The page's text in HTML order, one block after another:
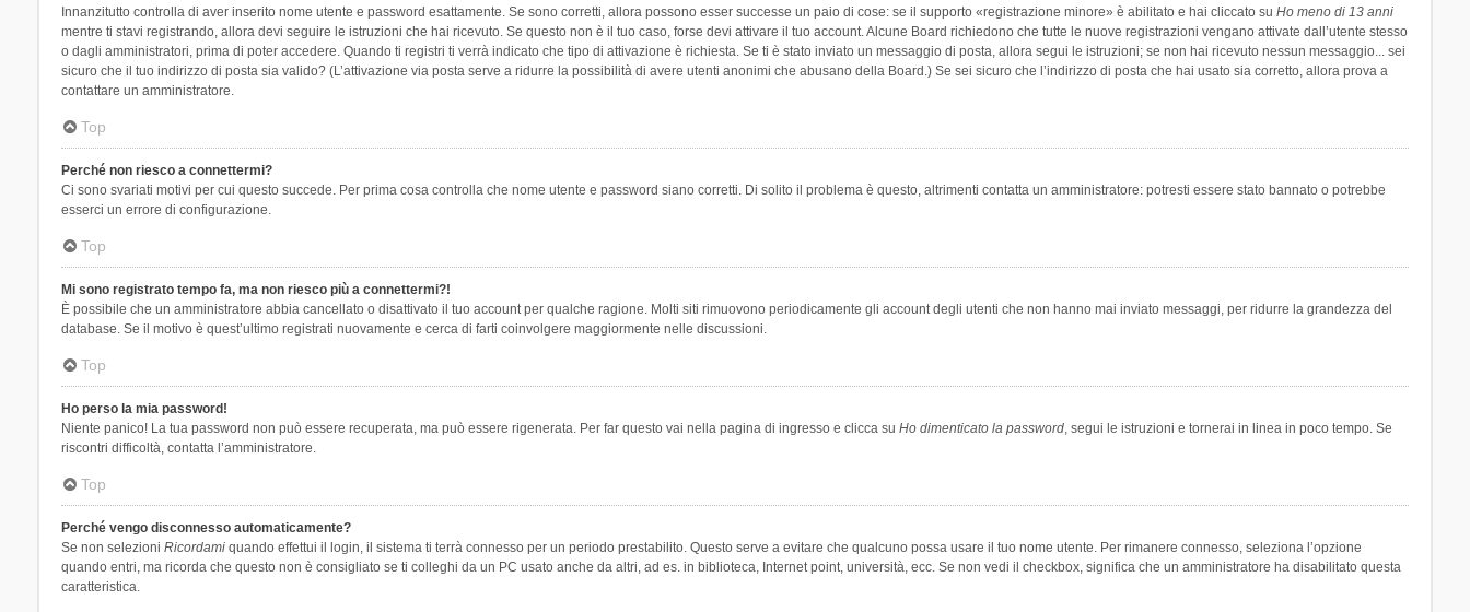
Innanzitutto controlla di aver inserito nome utente e password esattamente. Se sono corretti, allora possono esser successe un paio di cose: se il supporto «registrazione minore» è abilitato e hai cliccato su Ho meno di 13 anni
mentre ti stavi registrando, allora devi seguire le istruzioni che hai ricevuto. Se questo non è il tuo caso, forse devi attivare il tuo account. Alcune Board richiedono che tutte le nuove registrazioni vengano attivate dall’utente stesso
o dagli amministratori, prima di poter accedere. Quando ti registri ti verrà indicato che tipo di attivazione è richiesta. Se ti è stato inviato un messaggio di posta, allora segui le istruzioni; se non hai ricevuto nessun messaggio... sei
sicuro che il tuo indirizzo di posta sia valido? (L’attivazione via posta serve a ridurre la possibilità di avere utenti anonimi che abusano della Board.) Se sei sicuro che l’indirizzo di posta che hai usato sia corretto, allora prova a
contattare un amministratore.
Top
Perché non riesco a connettermi?
Ci sono svariati motivi per cui questo succede. Per prima cosa controlla che nome utente e password siano corretti. Di solito il problema è questo, altrimenti contatta un amministratore: potresti essere stato bannato o potrebbe
esserci un errore di configurazione.
Top
Mi sono registrato tempo fa, ma non riesco più a connettermi?!
È possibile che un amministratore abbia cancellato o disattivato il tuo account per qualche ragione. Molti siti rimuovono periodicamente gli account degli utenti che non hanno mai inviato messaggi, per ridurre la grandezza del
database. Se il motivo è quest’ultimo registrati nuovamente e cerca di farti coinvolgere maggiormente nelle discussioni.
Top
Ho perso la mia password!
Niente panico! La tua password non può essere recuperata, ma può essere rigenerata. Per far questo vai nella pagina di ingresso e clicca su Ho dimenticato la password, segui le istruzioni e tornerai in linea in poco tempo. Se
riscontri difficoltà, contatta l’amministratore.
Top
Perché vengo disconnesso automaticamente?
Se non selezioni Ricordamiquando effettui il login, il sistema ti terrà connesso per un periodo prestabilito. Questo serve a evitare che qualcuno possa usare il tuo nome utente. Per rimanere connesso, seleziona l’opzione
quando entri, ma ricorda che questo non è consigliato se ti colleghi da un PC usato anche da altri, ad es. in biblioteca, Internet point, università, ecc. Se non vedi il checkbox, significa che un amministratore ha disabilitato questa
caratteristica.